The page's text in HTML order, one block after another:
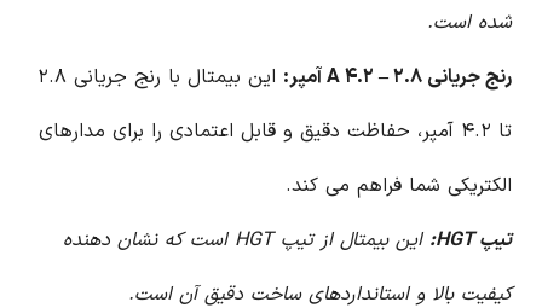
شده است.
رنج جریانی ۲.۸ – ۴.۲ A آمپر:
این بیمتال با رنج جریانی ۲.۸
تا ۴.۲ آمپر، حفاظت دقیق و قابل اعتمادی را برای مدارهای
الکتریکی شما فراهم می کند.
تیپ HGT:
این بیمتال از تیپ HGT است که نشان دهنده
کیفیت بالا و استانداردهای ساخت دقیق آن است.